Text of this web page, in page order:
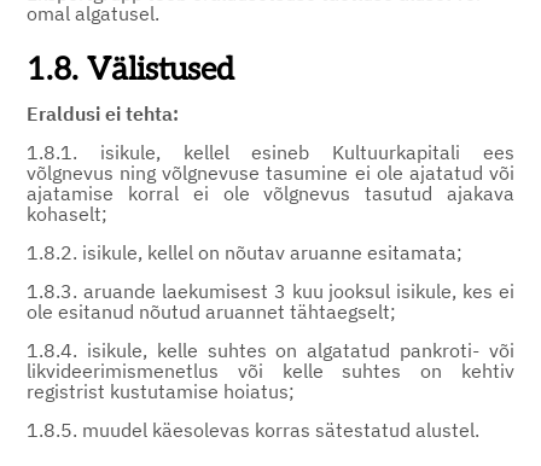
omal algatusel.
1.8. Välistused
Eraldusi ei tehta:
1.8.1. isikule, kellel esineb Kultuurkapitali ees
võlgnevus ning võlgnevuse tasumine ei ole ajatatud või
ajatamise korral ei ole võlgnevus tasutud ajakava
kohaselt;
1.8.2. isikule, kellel on nõutav aruanne esitamata;
1.8.3. aruande laekumisest 3 kuu jooksul isikule, kes ei
ole esitanud nõutud aruannet tähtaegselt;
1.8.4. isikule, kelle suhtes on algatatud pankroti- või
likvideerimismenetlus või kelle suhtes on kehtiv
registrist kustutamise hoiatus;
1.8.5. muudel käesolevas korras sätestatud alustel.